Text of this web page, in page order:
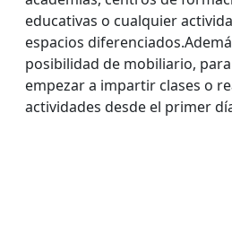
educativas o cualquier
espacios
posibilidad de mobiliario,
empezar a impartir clases o
actividades desde el primer